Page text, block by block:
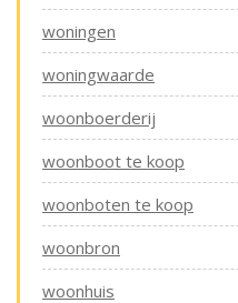
woningen
woningwaarde
woonboerderij
woonboot te koop
woonboten te koop
woonbron
woonhuis